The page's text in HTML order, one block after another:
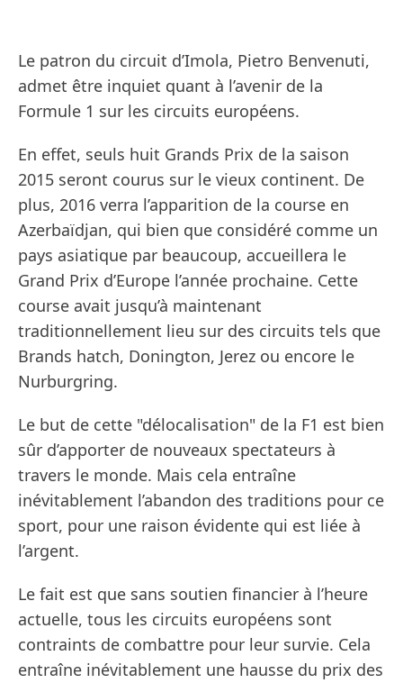
Le patron du circuit d’Imola, Pietro Benvenuti,
admet être inquiet quant à l’avenir de la
Formule 1 sur les circuits européens.
En effet, seuls huit Grands Prix de la saison
2015 seront courus sur le vieux continent. De
plus, 2016 verra l’apparition de la course en
Azerbaïdjan, qui bien que considéré comme un
pays asiatique par beaucoup, accueillera le
Grand Prix d’Europe l’année prochaine. Cette
course avait jusqu’à maintenant
traditionnellement lieu sur des circuits tels que
Brands hatch, Donington, Jerez ou encore le
Nurburgring.
Le but de cette "délocalisation" de la F1 est bien
sûr d’apporter de nouveaux spectateurs à
travers le monde. Mais cela entraîne
inévitablement l’abandon des traditions pour ce
sport, pour une raison évidente qui est liée à
l’argent.
Le fait est que sans soutien financier à l’heure
actuelle, tous les circuits européens sont
contraints de combattre pour leur survie. Cela
entraîne inévitablement une hausse du prix des